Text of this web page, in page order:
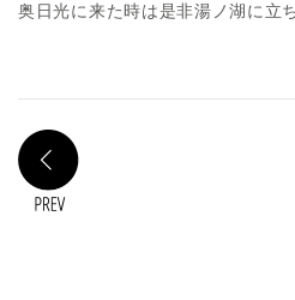
奥日光に来た時は是非湯ノ湖に立